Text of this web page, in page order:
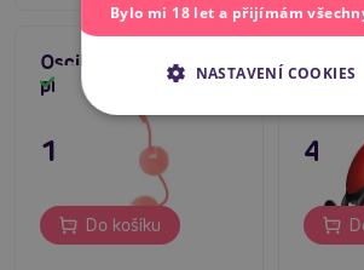
Oscilating Duo Balls
pink, venušiny kuličky
Skladem
195 Kč
Do košíku
495
Bylo mi 18 let a přijímám
NASTAVENÍ COOKIES